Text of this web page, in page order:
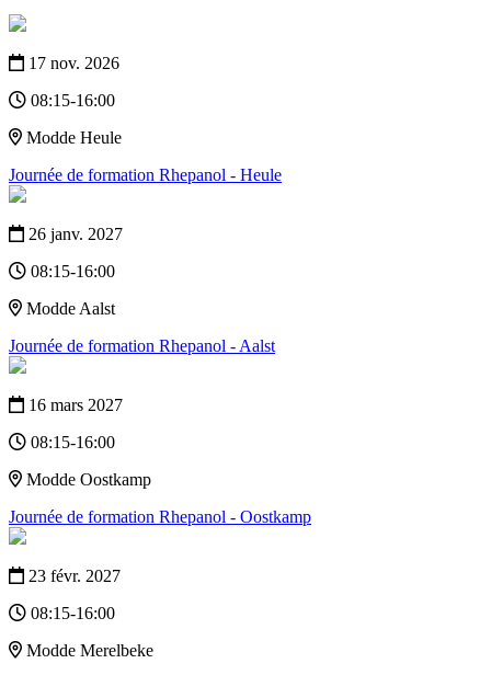
17 nov. 2026
08:15-16:00
Modde Heule
Journée de formation Rhepanol - Heule
26 janv. 2027
08:15-16:00
Modde Aalst
Journée de formation Rhepanol - Aalst
16 mars 2027
08:15-16:00
Modde Oostkamp
Journée de formation Rhepanol - Oostkamp
23 févr. 2027
08:15-16:00
Modde Merelbeke